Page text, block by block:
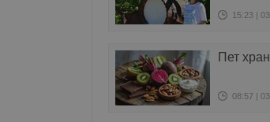
15:23 |
Пет
08:57 |